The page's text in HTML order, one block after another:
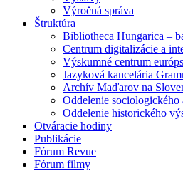
Výročná správa
Štruktúra
Bibliotheca Hungarica –
Centrum digitalizácie a
Výskumné centrum
Jazyková kancelária
Archív Maďarov na
Oddelenie
Oddelenie historického
Otváracie hodiny
Publikácie
Fórum Revue
Fórum filmy